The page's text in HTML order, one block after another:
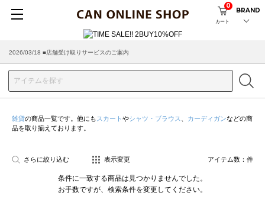
カート
0
BRAND
2026/03/18 ■店舗受け取りサービスのご案内
雑貨の商品一覧です。他にも スカート やシャツ・ブラウス カーディガンなどの商
品を取り揃えております。
さらに絞り込む 表示変更 アイテム数： 件
条件に一致する商品は見つかりませんでした。
お手数ですが、検索条件を変更してください。